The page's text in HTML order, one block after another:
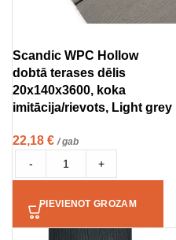
Scandic WPC Hollow
dobtā terases dēlis
20x140x3600, koka
imitācija/rievots, Light grey
22,18 € / gab
- +
PIEVIENOT GROZAM